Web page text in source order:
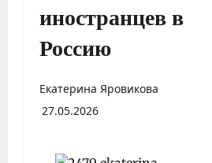
иностранцев в
Россию
Екатерина Яровикова
27.05.2026